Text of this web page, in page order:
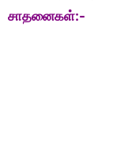
சாதனைகள்:-